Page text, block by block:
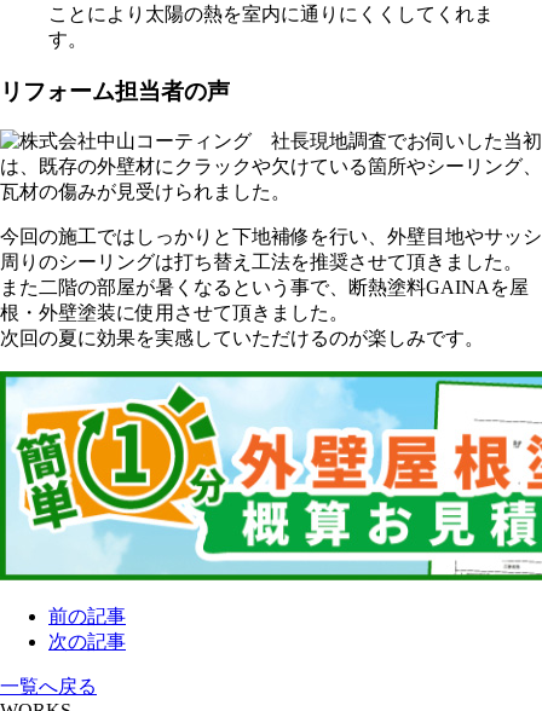
ことにより太陽の熱を室内に通りにくくしてくれま
す。
リフォーム担当者の声
現地調査でお伺いした当初
は、既存の外壁材にクラックや欠けている箇所やシーリング、
瓦材の傷みが見受けられました。
今回の施工ではしっかりと下地補修を行い、外壁目地やサッシ
周りのシーリングは打ち替え工法を推奨させて頂きました。
また二階の部屋が暑くなるという事で、断熱塗料GAINAを屋
根・外壁塗装に使用させて頂きました。
次回の夏に効果を実感していただけるのが楽しみです。
前の記事
次の記事
一覧へ戻る